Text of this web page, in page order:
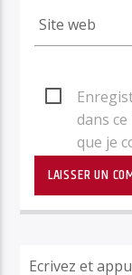
dans
que je